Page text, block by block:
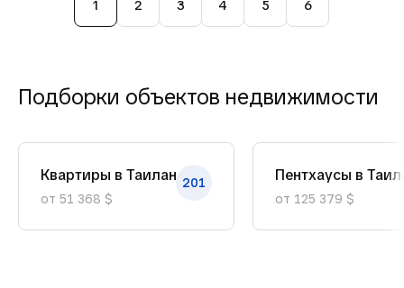
1 2 3 4 5 6
Подборки объектов недвижимости
Квартиры в Таиланде
от 51 368 $
201 Пентхаусы в
от 125 379 $